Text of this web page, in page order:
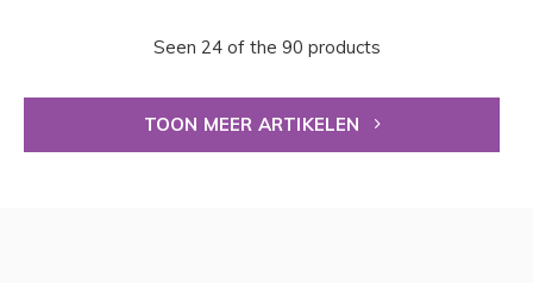
Seen 24 of the 90 products
TOON MEER ARTIKELEN